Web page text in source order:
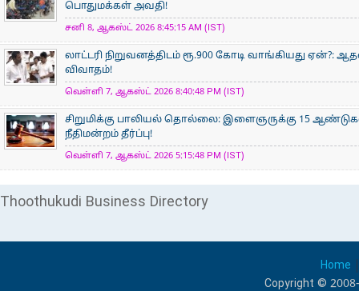
பொதுமக்கள் அவதி!
சனி 8, ஆகஸ்ட் 2026 8:45:15 AM (IST)
லாட்டரி நிறுவனத்திடம் ரூ.900 கோடி வாங்கியது ஏன்?:
விவாதம்!
வெள்ளி 7, ஆகஸ்ட் 2026 8:40:48 PM (IST)
சிறுமிக்கு பாலியல் தொல்லை: இளைஞருக்கு 15
நீதிமன்றம் தீர்ப்பு!
வெள்ளி 7, ஆகஸ்ட் 2026 5:15:48 PM (IST)
Thoothukudi Business Directory
Home
Copyright ©